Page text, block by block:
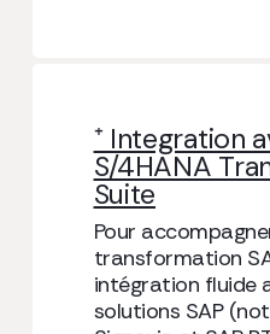
⁺ Integration
S/4HANA
Suite
Pour
transformation
intégration fluide
solutions SAP